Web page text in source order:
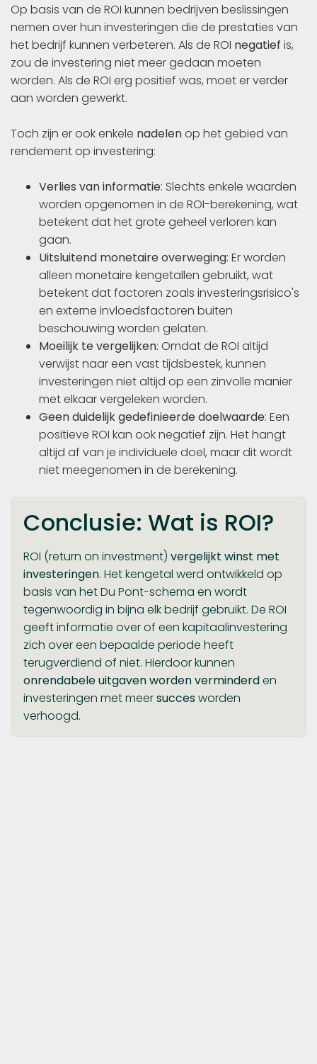
Op basis van de ROI kunnen bedrijven beslissingen
nemen over hun investeringen die de prestaties van
het bedrijf kunnen verbeteren. Als de ROI negatief is,
zou de investering niet meer gedaan moeten
worden. Als de ROI erg positief was, moet er verder
aan worden gewerkt.
Toch zijn er ook enkele nadelenop het gebied van
rendement op investering:
Verlies van informatie: Slechts enkele waarden
worden opgenomen in de ROI-berekening, wat
betekent dat het grote geheel verloren kan
gaan.
Uitsluitend monetaire overweging: Er worden
alleen monetaire kengetallen gebruikt, wat
betekent dat factoren zoals investeringsrisico's
en externe invloedsfactoren buiten
beschouwing worden gelaten.
Moeilijk te vergelijken: Omdat de ROI altijd
verwijst naar een vast tijdsbestek, kunnen
investeringen niet altijd op een zinvolle manier
met elkaar vergeleken worden.
Geen duidelijk gedefinieerde doelwaarde: Een
positieve ROI kan ook negatief zijn. Het hangt
altijd af van je individuele doel, maar dit wordt
niet meegenomen in de berekening.
Conclusie: Wat is ROI?
ROI (return on investment) vergelijkt winst met
investeringen. Het kengetal werd ontwikkeld op
basis van het Du Pont-schema en wordt
tegenwoordig in bijna elk bedrijf gebruikt. De ROI
geeft informatie over of een kapitaalinvestering
zich over een bepaalde periode heeft
terugverdiend of niet. Hierdoor kunnen
onrendabele uitgaven worden verminderden
investeringen met meersuccesworden
verhoogd.